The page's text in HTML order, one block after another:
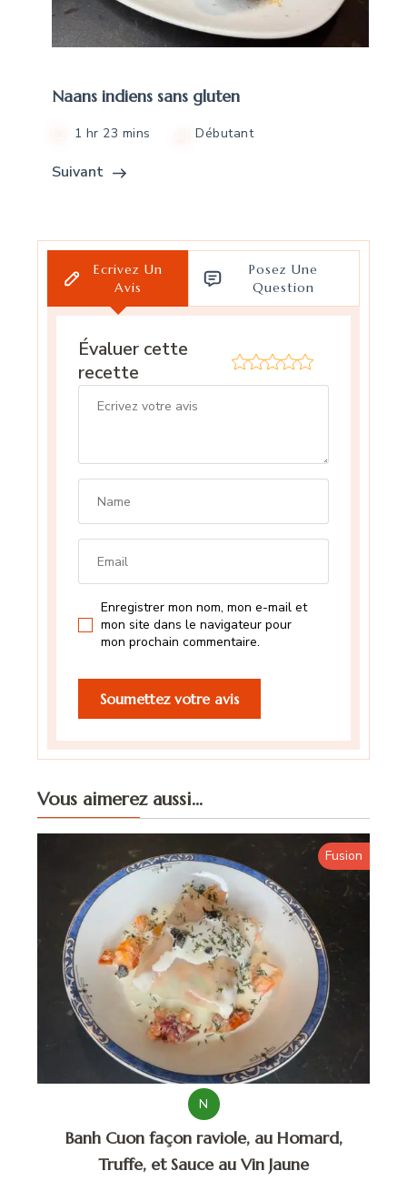
Naans indiens sans gluten
1 hr 23 mins Débutant
Suivant
Ecrivez Un
Avis
Posez Une
Question
Évaluer cette
recette
Enregistrer mon nom, mon e-mail et
mon site dans le navigateur pour
mon prochain commentaire.
Vous aimerez aussi...
Fusion
N
Banh Cuon façon raviole, au Homard,
Truffe, et Sauce au Vin Jaune